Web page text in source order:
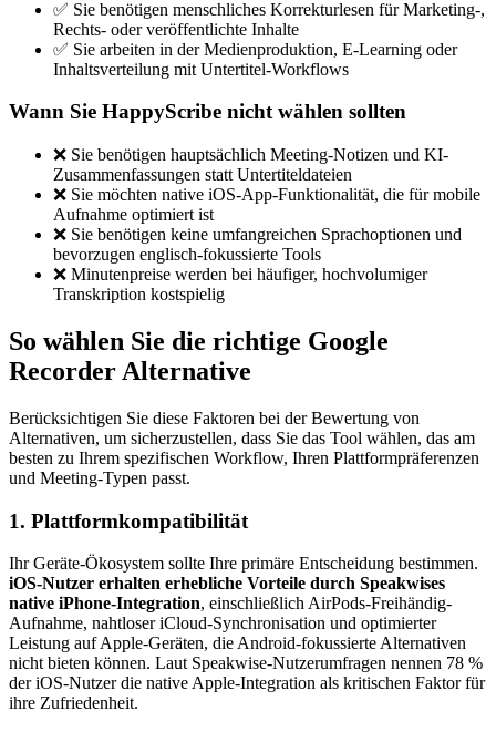
✅ Sie benötigen menschliches Korrekturlesen für Marketing-,
Rechts- oder veröffentlichte Inhalte
✅ Sie arbeiten in der Medienproduktion, E-Learning oder
Inhaltsverteilung mit Untertitel-Workflows
Wann Sie HappyScribe nicht wählen sollten
❌ Sie benötigen hauptsächlich Meeting-Notizen und KI-
Zusammenfassungen statt Untertiteldateien
❌ Sie möchten native iOS-App-Funktionalität, die für mobile
Aufnahme optimiert ist
❌ Sie benötigen keine umfangreichen Sprachoptionen und
bevorzugen englisch-fokussierte Tools
❌ Minutenpreise werden bei häufiger, hochvolumiger
Transkription kostspielig
So wählen Sie die richtige Google
Recorder Alternative
Berücksichtigen Sie diese Faktoren bei der Bewertung von
Alternativen, um sicherzustellen, dass Sie das Tool wählen, das am
besten zu Ihrem spezifischen Workflow, Ihren Plattformpräferenzen
und Meeting-Typen passt.
1. Plattformkompatibilität
Ihr Geräte-Ökosystem sollte Ihre primäre Entscheidung bestimmen.
iOS-Nutzer erhalten erhebliche Vorteile durch Speakwises
native iPhone-Integration, einschließlich AirPods-Freihändig-
Aufnahme, nahtloser iCloud-Synchronisation und optimierter
Leistung auf Apple-Geräten, die Android-fokussierte Alternativen
nicht bieten können. Laut Speakwise-Nutzerumfragen nennen 78 %
der iOS-Nutzer die native Apple-Integration als kritischen Faktor für
ihre Zufriedenheit.